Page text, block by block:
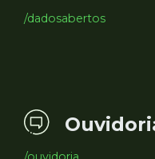
/dadosabertos